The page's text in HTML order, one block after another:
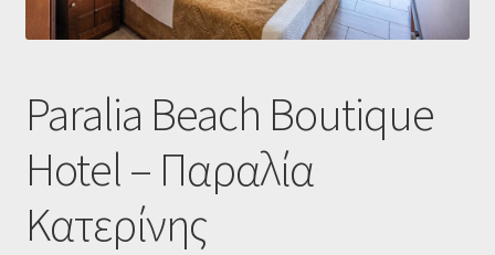
Ο λογαριασμός μου
Ταμείο
HOME
Paralia Beach Boutique
Hotel – Παραλία
Κατερίνης